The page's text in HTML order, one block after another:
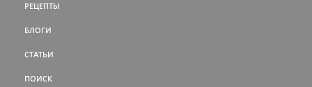
РЕЦЕПТЫ
БЛОГИ
СТАТЬИ
ПОИСК